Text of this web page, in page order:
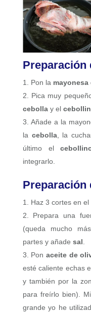
Preparación
Pon la mayonesa
Pica muy
cebollay el
Añade a la
la cebolla, la
último el
integrarlo.
Preparación
Haz 3 cortes en el
Prepara una
(queda mucho
partes y añade sal
Ponaceite de
esté caliente echas
y también por la
para freírlo bien).
grande yo he